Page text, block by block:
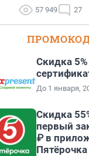
57 949 27
Скидка
До 1 января,
Скидка
первый
₽ в